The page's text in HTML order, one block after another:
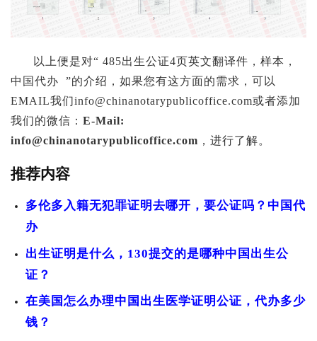
以上便是对“ 485出生公证4页英文翻译件，样本，
中国代办 ”的介绍，如果您有这方面的需求，可以
EMAIL我们info@chinanotarypublicoffice.com或者添加
我们的微信： E-Mail:
info@chinanotarypublicoffice.com ，进行了解。
推荐内容
多伦多入籍无犯罪证明去哪开，要公证吗？中国代
办
出生证明是什么，130提交的是哪种中国出生公
证？
在美国怎么办理中国出生医学证明公证，代办多少
钱？